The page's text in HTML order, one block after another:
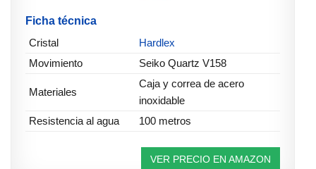
Ficha técnica
Cristal
Hardlex
Movimiento
Seiko Quartz V158
Materiales
Caja y correa de acero
inoxidable
Resistencia al agua
100 metros
VER PRECIO EN AMAZON